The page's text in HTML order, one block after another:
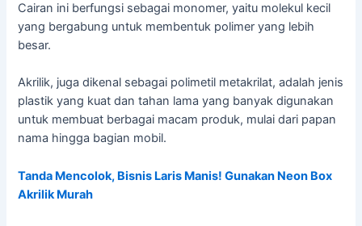
Cairan ini berfungsi sebagai monomer, yaitu molekul kecil
yang bergabung untuk membentuk polimer yang lebih
besar.
Akrilik, juga dikenal sebagai polimetil metakrilat, adalah jenis
plastik yang kuat dan tahan lama yang banyak digunakan
untuk membuat berbagai macam produk, mulai dari papan
nama hingga bagian mobil.
Tanda Mencolok, Bisnis Laris Manis! Gunakan Neon Box
Akrilik Murah